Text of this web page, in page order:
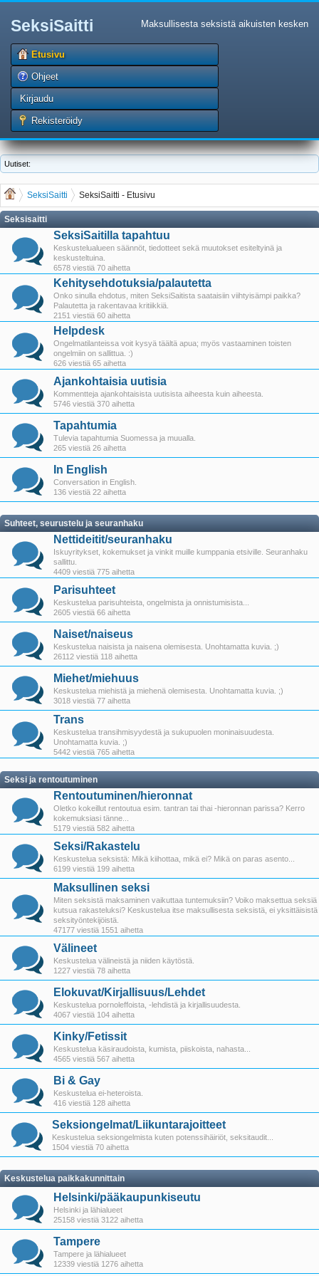
SeksiSaitti Maksullisesta seksistä aikuisten kesken
Etusivu
Ohjeet
Kirjaudu
Rekisteröidy
Uutiset:
SeksiSaitti SeksiSaitti - Etusivu
Seksisaitti
SeksiSaitilla tapahtuu
Keskustelualueen säännöt, tiedotteet sekä muutokset esiteltyinä ja
keskusteltuina.
6578 viestiä 70 aihetta
Kehitysehdotuksia/palautetta
Onko sinulla ehdotus, miten SeksiSaitista saataisiin viihtyisämpi paikka?
Palautetta ja rakentavaa kritiikkiä.
2151 viestiä 60 aihetta
Helpdesk
Ongelmatilanteissa voit kysyä täältä apua; myös vastaaminen toisten
ongelmiin on sallittua. :)
626 viestiä 65 aihetta
Ajankohtaisia uutisia
Kommentteja ajankohtaisista uutisista aiheesta kuin aiheesta.
5746 viestiä 370 aihetta
Tapahtumia
Tulevia tapahtumia Suomessa ja muualla.
265 viestiä 26 aihetta
In English
Conversation in English.
136 viestiä 22 aihetta
Suhteet, seurustelu ja seuranhaku
Nettideitit/seuranhaku
Iskuyritykset, kokemukset ja vinkit muille kumppania etsiville. Seuranhaku
sallittu.
4409 viestiä 775 aihetta
Parisuhteet
Keskustelua parisuhteista, ongelmista ja onnistumisista...
2605 viestiä 66 aihetta
Naiset/naiseus
Keskustelua naisista ja naisena olemisesta. Unohtamatta kuvia. ;)
26112 viestiä 118 aihetta
Miehet/miehuus
Keskustelua miehistä ja miehenä olemisesta. Unohtamatta kuvia. ;)
3018 viestiä 77 aihetta
Trans
Keskustelua transihmisyydestä ja sukupuolen moninaisuudesta.
Unohtamatta kuvia. ;)
5442 viestiä 765 aihetta
Seksi ja rentoutuminen
Rentoutuminen/hieronnat
Oletko kokeillut rentoutua esim. tantran tai thai -hieronnan parissa? Kerro
kokemuksiasi tänne...
5179 viestiä 582 aihetta
Seksi/Rakastelu
Keskustelua seksistä: Mikä kiihottaa, mikä ei? Mikä on paras asento...
6199 viestiä 199 aihetta
Maksullinen seksi
Miten seksistä maksaminen vaikuttaa tuntemuksiin? Voiko maksettua seksiä
kutsua rakasteluksi? Keskustelua itse maksullisesta seksistä, ei yksittäisistä
seksityöntekijöistä.
47177 viestiä 1551 aihetta
Välineet
Keskustelua välineistä ja niiden käytöstä.
1227 viestiä 78 aihetta
Elokuvat/Kirjallisuus/Lehdet
Keskustelua pornoleffoista, -lehdistä ja kirjallisuudesta.
4067 viestiä 104 aihetta
Kinky/Fetissit
Keskustelua käsiraudoista, kumista, piiskoista, nahasta...
4565 viestiä 567 aihetta
Bi & Gay
Keskustelua ei-heteroista.
416 viestiä 128 aihetta
Seksiongelmat/Liikuntarajoitteet
Keskustelua seksiongelmista kuten potenssihäiriöt, seksitaudit...
1504 viestiä 70 aihetta
Keskustelua paikkakunnittain
Helsinki/pääkaupunkiseutu
Helsinki ja lähialueet
25158 viestiä 3122 aihetta
Tampere
Tampere ja lähialueet
12339 viestiä 1276 aihetta